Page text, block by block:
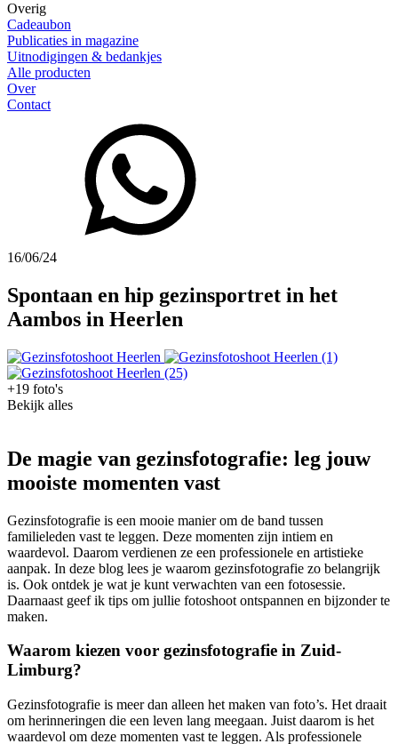
Overig
Cadeaubon
Publicaties in magazine
Uitnodigingen & bedankjes
Alle producten
Over
Contact
16/06/24
Spontaan en hip gezinsportret in het
Aambos in Heerlen
+19 foto's
Bekijk alles
De magie van gezinsfotografie: leg jouw
mooiste momenten vast
Gezinsfotografie is een mooie manier om de band tussen
familieleden vast te leggen. Deze momenten zijn intiem en
waardevol. Daarom verdienen ze een professionele en artistieke
aanpak. In deze blog lees je waarom gezinsfotografie zo belangrijk
is. Ook ontdek je wat je kunt verwachten van een fotosessie.
Daarnaast geef ik tips om jullie fotoshoot ontspannen en bijzonder te
maken.
Waarom kiezen voor gezinsfotografie in Zuid-
Limburg?
Gezinsfotografie is meer dan alleen het maken van foto’s. Het draait
om herinneringen die een leven lang meegaan. Juist daarom is het
waardevol om deze momenten vast te leggen. Als professionele